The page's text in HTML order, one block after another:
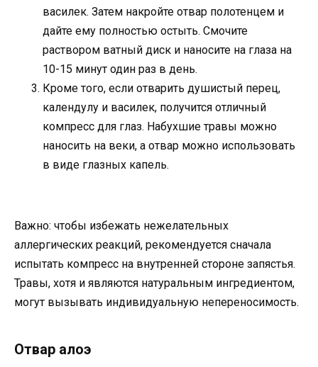
василек. Затем накройте отвар полотенцем и
дайте ему полностью остыть. Смочите
раствором ватный диск и наносите на глаза на
10-15 минут один раз в день.
Кроме того, если отварить душистый перец,
календулу и василек, получится отличный
компресс для глаз. Набухшие травы можно
наносить на веки, а отвар можно использовать
в виде глазных капель.
Важно: чтобы избежать нежелательных
аллергических реакций, рекомендуется сначала
испытать компресс на внутренней стороне запястья.
Травы, хотя и являются натуральным ингредиентом,
могут вызывать индивидуальную непереносимость.
Отвар алоэ